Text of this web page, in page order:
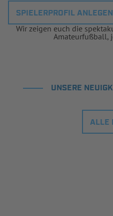
SPIELERPROFIL ANLEGEN
Wir zeigen euch die
Amateurfußball,
UNSERE
ALLE